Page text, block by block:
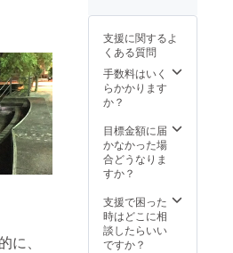
に、
支援に関するよ
くある質問
手数料はいく
らかかります
か？
目標金額に届
かなかった場
合どうなりま
すか？
支援で困った
時はどこに相
談したらいい
ですか？